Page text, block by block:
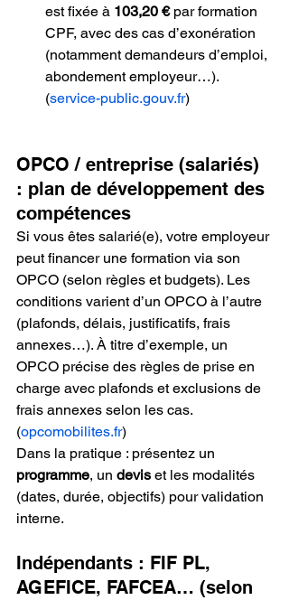
est fixée à 103,20 € par formation
CPF, avec des cas d’exonération
(notamment demandeurs d’emploi,
abondement employeur…).
(service-public.gouv.fr)
OPCO / entreprise (salariés)
: plan de développement des
compétences
Si vous êtes salarié(e), votre employeur
peut financer une formation via son
OPCO (selon règles et budgets). Les
conditions varient d’un OPCO à l’autre
(plafonds, délais, justificatifs, frais
annexes…). À titre d’exemple, un
OPCO précise des règles de prise en
charge avec plafonds et exclusions de
frais annexes selon les cas.
(opcomobilites.fr)
Dans la pratique : présentez un
programme, un devis et les modalités
(dates, durée, objectifs) pour validation
interne.
Indépendants : FIF PL,
AGEFICE, FAFCEA… (selon